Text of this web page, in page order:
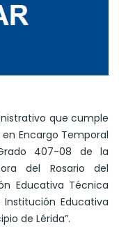
que cumple
Encargo Temporal
407-08 de la
del Rosario del
Educativa Técnica
Educativa
de Lérida”.